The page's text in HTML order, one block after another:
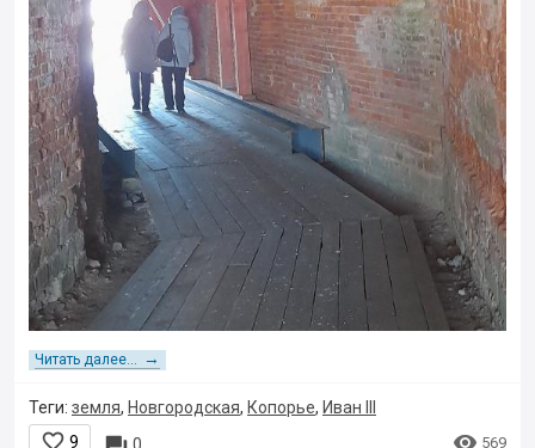
Читать далее... →
Теги: земля, Новгородская, Копорье, Иван III
 9 0  569